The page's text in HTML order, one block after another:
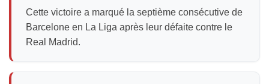
Cette victoire a marqué la septième consécutive de
Barcelone en La Liga après leur défaite contre le
Real Madrid.